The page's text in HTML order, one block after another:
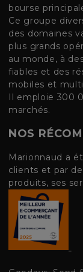
bourse
Ce groupe
des domaines
plus grands
au monde, à
fiables et des
mobiles et
Il emploie 300
marchés.
NOS
Marionnaud a
clients et par
produits, ses